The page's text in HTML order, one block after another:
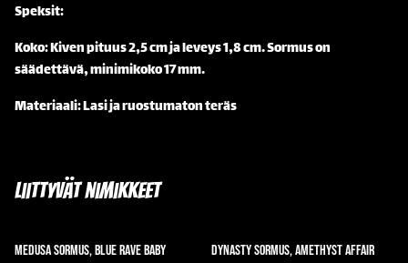
Speksit:
Koko: Kiven pituus 2,5 cm ja leveys 1,8 cm. Sormus on
säädettävä, minimikoko 17 mm.
Materiaali: Lasi ja ruostumaton teräs
Liittyvät nimikkeet
Medusa sormus, Blue Rave Baby Dynasty sormus, Amethyst Affair